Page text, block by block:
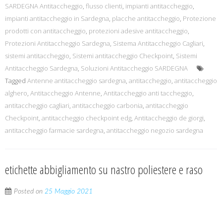
SARDEGNA Antitaccheggio, flusso clienti, impianti antitaccheggio,
impianti antitaccheggio in Sardegna, placche antitaccheggio, Protezione
prodotti con antitaccheggio, protezioni adesive antitaccheggio,
Protezioni Antitaccheggio Sardegna, Sistema Antitaccheggio Cagliari,
sistemi antitaccheggio, Sistemi antitaccheggio Checkpoint, Sistemi
Antitaccheggio Sardegna, Soluzioni Antitaccheggio SARDEGNA
Tagged Antenne antitaccheggio sardegna, antitaccheggio, antitaccheggio
alghero, Antitaccheggio Antenne, Antitaccheggio anti taccheggio,
antitaccheggio cagliari, antitaccheggio carbonia, antitaccheggio
Checkpoint, antitaccheggio checkpoint edg, Antitaccheggio de giorgi,
antitaccheggio farmacie sardegna, antitaccheggio negozio sardegna
etichette abbigliamento su nastro poliestere e raso
Posted on 25 Maggio 2021